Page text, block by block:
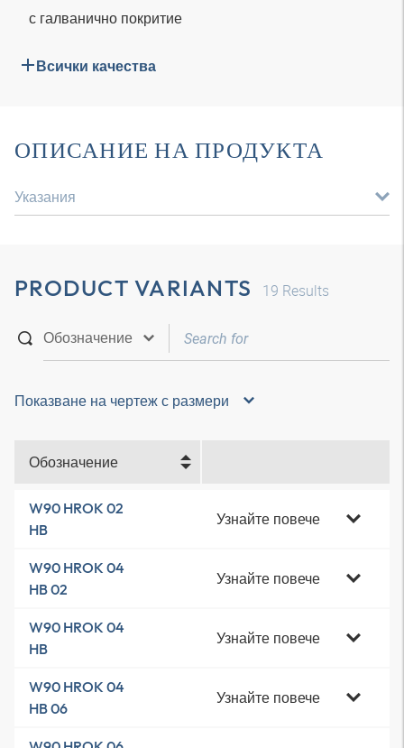
с галванично покритие
Всички качества
ОПИСАНИЕ НА ПРОДУКТА
Указания
PRODUCT VARIANTS 19 Results
Показване на чертеж с размери
Обозначение
W90 HROK 02
HB
Узнайте повече
W90 HROK 04
HB 02
Узнайте повече
W90 HROK 04
HB
Узнайте повече
W90 HROK 04
HB 06
Узнайте повече